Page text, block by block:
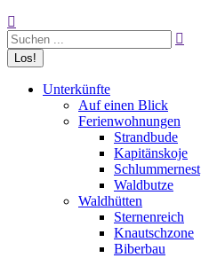
Search:
Unterkünfte
Auf einen Blick
Ferienwohnungen
Strandbude
Kapitänskoje
Schlummernest
Waldbutze
Waldhütten
Sternenreich
Knautschzone
Biberbau